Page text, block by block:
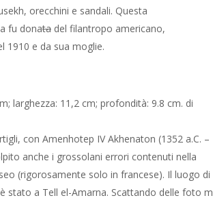
orecchini e sandali. Questa
fu donata del filantropo americano,
1910 e da sua moglie.
larghezza: 11,2 cm; profondità: 9.8 cm. di
con Amenhotep IV Akhenaton (1352 a.C. –
anche i grossolani errori contenuti nella
(rigorosamente solo in francese). Il luogo di
stato a Tell el-Amarna. Scattando delle foto